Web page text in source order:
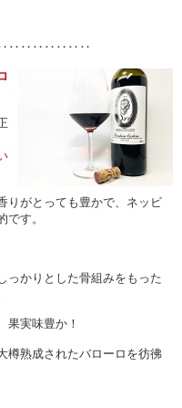
りがとっても豊かで
ネッビ
す。
っかりとした骨組みをもった
果実味豊か！
樽熟成されたバローロを彷彿